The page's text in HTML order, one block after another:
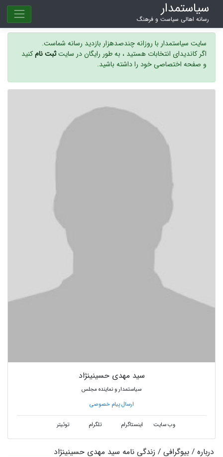
سیاستمدار
رسانه اهالی سیاست و فرهنگ
سایت سیاستمدار با روزانه چندصدهزار بازدید رسانه شماست.
اگر کاندیدای انتخابات هستید ، به طور رایگان در سایتثبت نامکنید
و صفحه اختصاصی خود را داشته باشید.
سید مهدی حسینینژاد
سیاستمدار و نماینده مجلس
ارسال پیام خصوصی
وب سایت اینستاگرام تلگرام توئیتر
درباره / بیوگرافی / زندگی نامه سید مهدی حسینینژاد